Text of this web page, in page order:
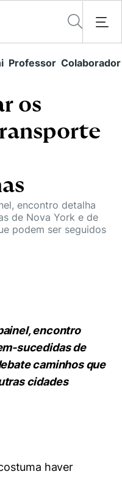
Professor Colaborador
os
encontro detalha
de Nova York e de
podem ser seguidos
encontro
sucedidas de
caminhos que
cidades
haver